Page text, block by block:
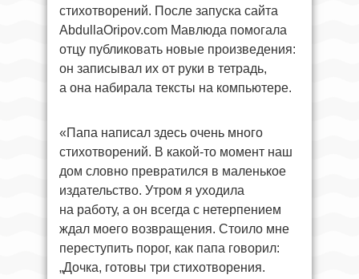
стихотворений. После запуска сайта
AbdullaOripov.com Мавлюда помогала
отцу публиковать новые произведения:
он записывал их от руки в тетрадь,
а она набирала тексты на компьютере.
«Папа написал здесь очень много
стихотворений. В какой-то момент наш
дом словно превратился в маленькое
издательство. Утром я уходила
на работу, а он всегда с нетерпением
ждал моего возвращения. Стоило мне
переступить порог, как папа говорил:
„Дочка, готовы три стихотворения.